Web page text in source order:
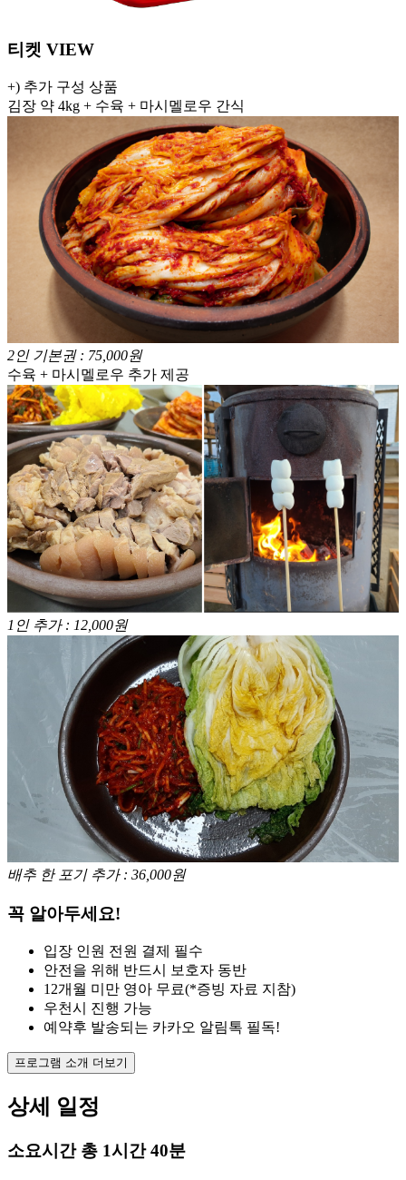
티켓 VIEW
+) 추가 구성 상품
김장 약 4kg + 수육 + 마시멜로우 간식
2인 기본권 : 75,000원
수육 + 마시멜로우 추가 제공
1인 추가 : 12,000원
배추 한 포기 추가 : 36,000원
꼭 알아두세요!
입장 인원 전원 결제 필수
안전을 위해 반드시 보호자 동반
12개월 미만 영아 무료(*증빙 자료 지참)
우천시 진행 가능
예약후 발송되는 카카오 알림톡 필독!
프로그램 소개 더보기
상세 일정
소요시간 총 1시간 40분